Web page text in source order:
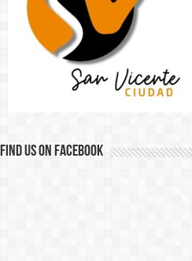
Find us on Facebook